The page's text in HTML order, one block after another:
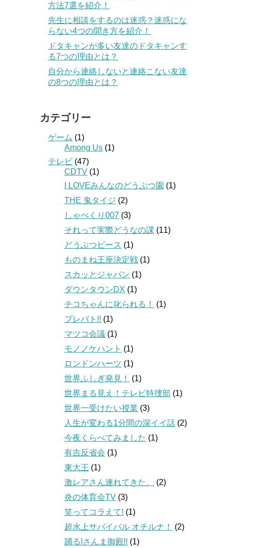
方法7選を紹介！
先生に相談をするのは迷惑？迷惑にな
らない4つの聞き方を紹介！
ドタキャンが多い友達のドタキャンす
る7つの理由とは？
自分から連絡しないと連絡こない友達
の8つの理由とは？
カテゴリー
ゲーム (1)
Among Us (1)
テレビ (47)
CDTV (1)
I LOVEみんなのどうぶつ園 (1)
THE 鬼タイジ (2)
しゃべくり007 (3)
それって実際どうなの課 (11)
どうぶつピース (1)
ものまね王座決定戦 (1)
スカッとジャパン (1)
ダウンタウンDX (1)
チコちゃんに叱られる！
(1)
プレバト!! (1)
マツコ会議 (1)
モノノケハント (1)
ロンドンハーツ (1)
世界ふしぎ発見！
(1)
世界まる見え！テレビ特捜部 (1)
世界一受けたい授業 (3)
人生が変わる1分間の深イイ話 (2)
今夜くらべてみました (1)
有吉反省会 (1)
東大王 (1)
激レアさん連れてきた。
(2)
炎の体育会TV (3)
笑ってコラえて! (1)
超水上サバイバル オチルナ！
(2)
踊る!さんま御殿!! (1)